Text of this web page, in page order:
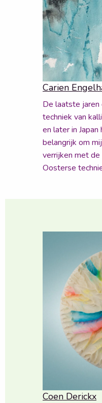
Carien
De laatste jaren
techniek van
en later in
belangrijk om
verrijken met
Oosterse
Coen Derickx